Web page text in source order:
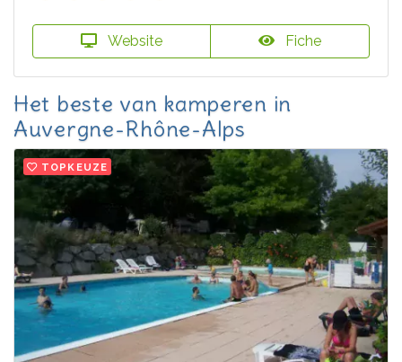
Website Fiche
Het beste van kamperen in
Auvergne-Rhône-Alps
TOPKEUZE